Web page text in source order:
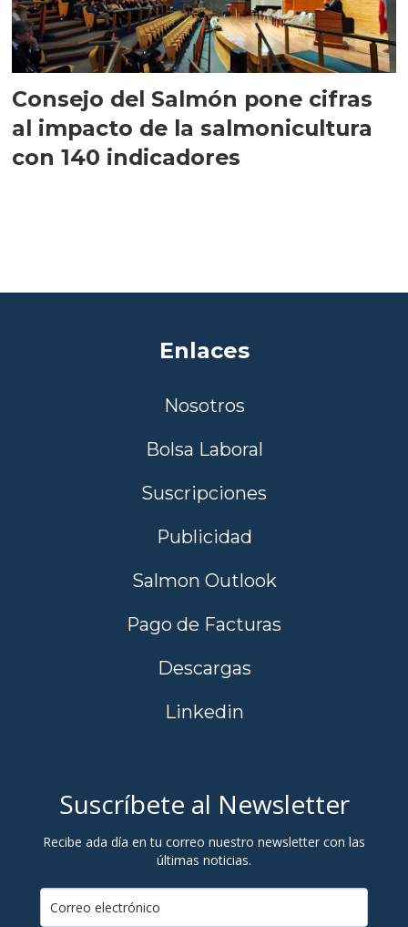
Consejo del Salmón pone cifras
al impacto de la salmonicultura
con 140 indicadores
Enlaces
Nosotros
Bolsa Laboral
Suscripciones
Publicidad
Salmon Outlook
Pago de Facturas
Descargas
Linkedin
Suscríbete al Newsletter
Recibe ada día en tu correo nuestro newsletter con las
últimas noticias.